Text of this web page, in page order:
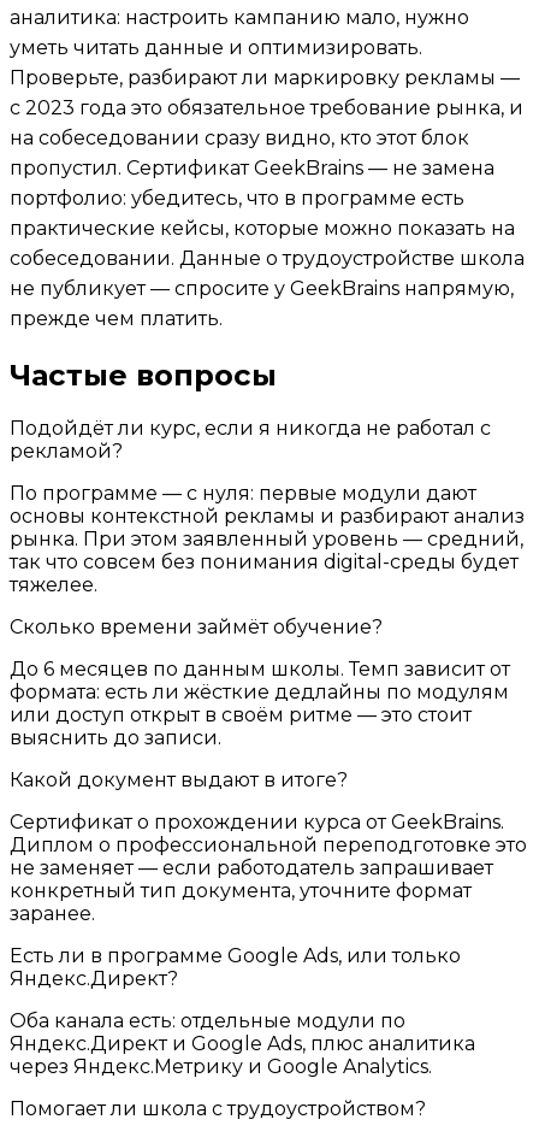
аналитика: настроить кампанию мало, нужно
уметь читать данные и оптимизировать.
Проверьте, разбирают ли маркировку рекламы —
с 2023 года это обязательное требование рынка, и
на собеседовании сразу видно, кто этот блок
пропустил. Сертификат GeekBrains — не замена
портфолио: убедитесь, что в программе есть
практические кейсы, которые можно показать на
собеседовании. Данные о трудоустройстве школа
не публикует — спросите у GeekBrains напрямую,
прежде чем платить.
Частые вопросы
Подойдёт ли курс, если я никогда не работал с
рекламой?
По программе — с нуля: первые модули дают
основы контекстной рекламы и разбирают анализ
рынка. При этом заявленный уровень — средний,
так что совсем без понимания digital-среды будет
тяжелее.
Сколько времени займёт обучение?
До 6 месяцев по данным школы. Темп зависит от
формата: есть ли жёсткие дедлайны по модулям
или доступ открыт в своём ритме — это стоит
выяснить до записи.
Какой документ выдают в итоге?
Сертификат о прохождении курса от GeekBrains.
Диплом о профессиональной переподготовке это
не заменяет — если работодатель запрашивает
конкретный тип документа, уточните формат
заранее.
Есть ли в программе Google Ads, или только
Яндекс.Директ?
Оба канала есть: отдельные модули по
Яндекс.Директ и Google Ads, плюс аналитика
через Яндекс.Метрику и Google Analytics.
Помогает ли школа с трудоустройством?